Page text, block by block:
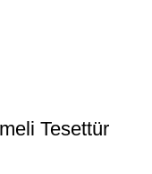
Tesettür